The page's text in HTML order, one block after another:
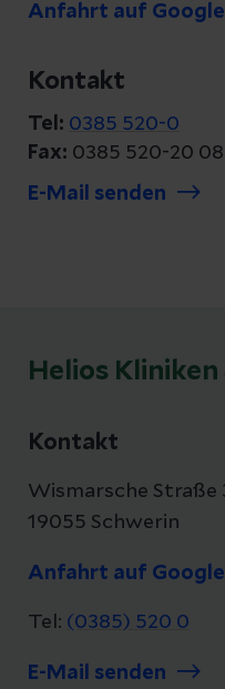
Anfahrt auf
Kontakt
Tel: 0385 520-0
Fax: 0385 520-20 08
E-Mail senden
Helios
Kontakt
Wismarsche Straße
19055 Schwerin
Anfahrt auf
Tel: (0385) 520 0
E-Mail senden